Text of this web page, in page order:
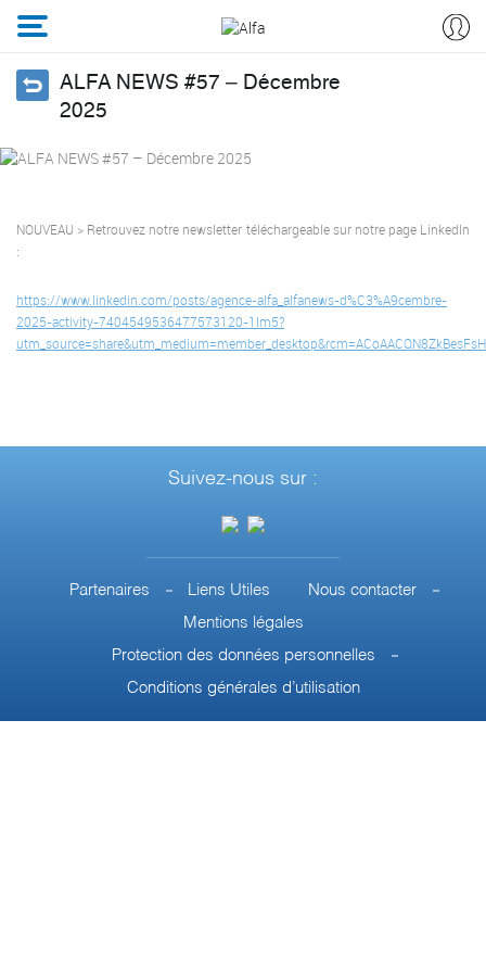
ALFA NEWS #57 – Décembre
2025
NOUVEAU > Retrouvez notre newsletter téléchargeable sur notre page LinkedIn
:
https://www.linkedin.com/posts/agence-alfa_alfanews-d%C3%A9cembre-
2025-activity-7404549536477573120-1Im5?
Suivez-nous sur :
Partenaires Liens Utiles
Nous contacter
Mentions légales
Protection des données personnelles
Conditions générales d’utilisation